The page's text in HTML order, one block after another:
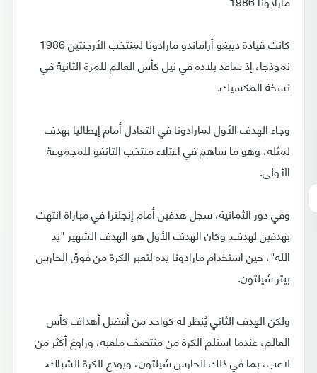
كانت قيادة دييغو أراماندو مارادونا لمنتخب الأرجنتين 1986
نموذجا، إذ ساعد بلاده في نيل كأس العالم للمرة الثانية في
نسخة المكسيك.
وجاء الهدف الأول لمارادونا في التعادل أمام إيطاليا بهدف
لمثله، وهو ما ساهم في اعتلاء منتخب التانغو للمجموعة
الأولى.
وفي دور الثمانية، سجل هدفين أمام إنجلترا في مباراة انتهت
بهدفين لهدف. وكان الهدف الأول هو الهدف الشهير "يد
الله"، حين استخدام مارادونا يده لتعبر الكرة من فوق الحارس
بيتر شيلتون.
ولكن الهدف الثاني يُنظر له كواحد من أفضل أهداف كأس
العالم، عندما استلم الكرة من منتصف ملعبه، وراوغ أكثر من
لاعب، بما في ذلك الحارس شيلتون، ويودع الكرة الشباك.